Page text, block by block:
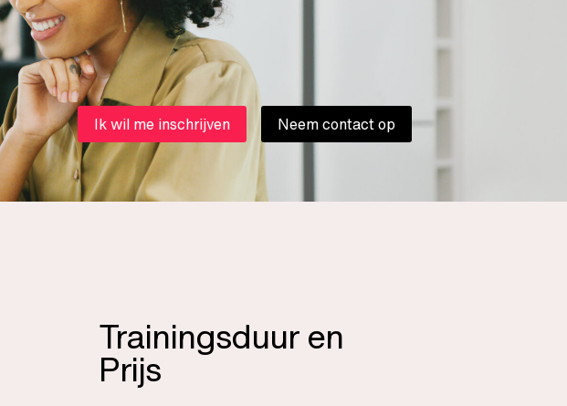
Ik wil me inschrijven Neem contact op
Trainingsduur en
Prijs